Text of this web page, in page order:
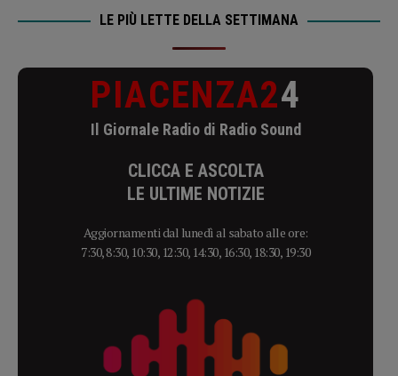
LE PIÙ LETTE DELLA SETTIMANA
PIACENZA24
Il Giornale Radio di Radio Sound
CLICCA E ASCOLTA
LE ULTIME NOTIZIE
Aggiornamenti dal lunedì al sabato alle ore:
7:30, 8:30, 10:30, 12:30, 14:30, 16:30, 18:30, 19:30